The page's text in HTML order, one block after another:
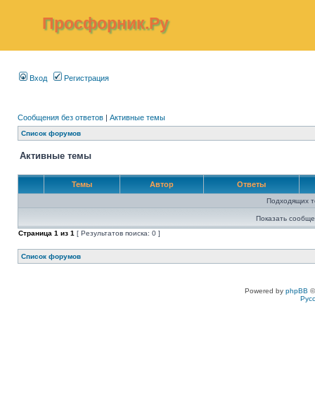
Просфорник.Ру
Вход Регистрация
Сообщения без ответов | Активные темы
Список форумов
Активные темы
Темы Автор Ответы
Подходящих
Показать
Страница 1 из 1 [ Результатов поиска: 0 ]
Список форумов
Powered by phpBB